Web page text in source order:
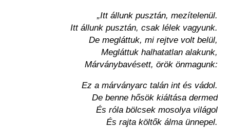
Történeti Fényképtár
„Itt állunk pusztán, mezítelenül.
Itt állunk pusztán, csak lélek vagyunk.
De megláttuk, mi rejtve volt belül,
Megláttuk halhatatlan alakunk,
Márványbavésett, örök önmagunk:
Ez a márványarc talán int és vádol.
De benne hősök kiáltása dermed
És róla bölcsek mosolya világol
És rajta költők álma ünnepel.